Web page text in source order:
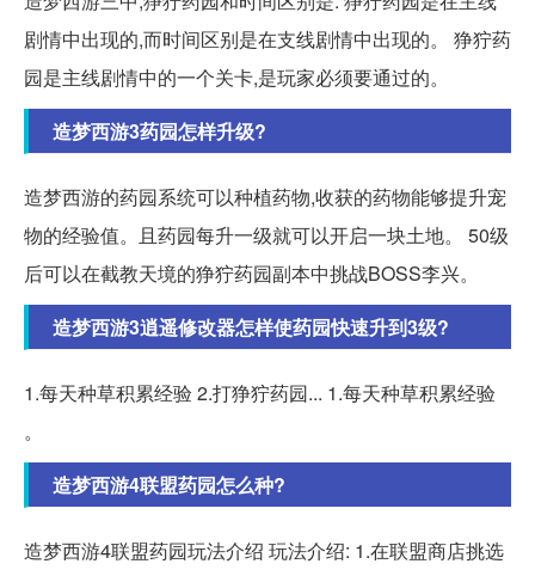
剧情中出现的,而时间区别是在支线剧情中出现的。 狰狞药
园是主线剧情中的一个关卡,是玩家必须要通过的。
造梦西游3药园怎样升级?
造梦西游的药园系统可以种植药物,收获的药物能够提升宠
物的经验值。且药园每升一级就可以开启一块土地。 50级
后可以在截教天境的狰狞药园副本中挑战BOSS李兴。
造梦西游3逍遥修改器怎样使药园快速升到3级?
1.每天种草积累经验 2.打狰狞药园... 1.每天种草积累经验
。
造梦西游4联盟药园怎么种?
造梦西游4联盟药园玩法介绍 玩法介绍: 1.在联盟商店挑选